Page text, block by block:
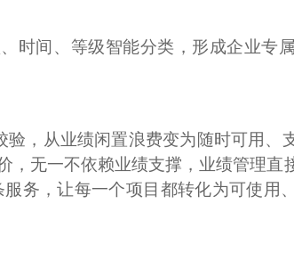
时间、等级智能分类，形成企业专属
，从业绩闲置浪费变为随时可用、
，无一不依赖业绩支撑，业绩管理直
务，让每一个项目都转化为可使用